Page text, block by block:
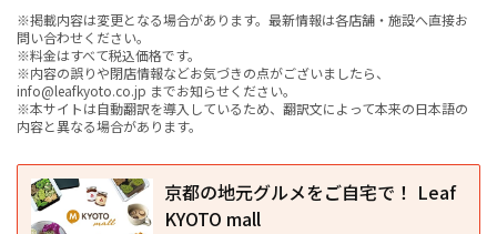
※掲載内容は変更となる場合があります。最新情報は各店舗・施設へ直接お
問い合わせください。
※料金はすべて税込価格です。
※内容の誤りや閉店情報などお気づきの点がございましたら、
info@leafkyoto.co.jp までお知らせください。
※本サイトは自動翻訳を導入しているため、翻訳文によって本来の日本語の
内容と異なる場合があります。
京都の地元グルメをご自宅で！ Leaf
KYOTO mall